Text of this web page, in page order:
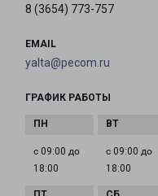
8 (3654) 773-757
EMAIL
yalta@pecom.ru
ГРАФИК РАБОТЫ
с 09:00 до
18:00
с 09:00 до
18:00